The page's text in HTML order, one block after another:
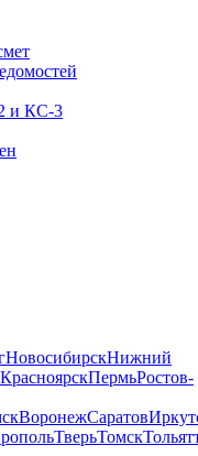
и КС-3
НовосибирскНижний
КрасноярскПермьРостов-
ВоронежСаратов
ТверьТомск